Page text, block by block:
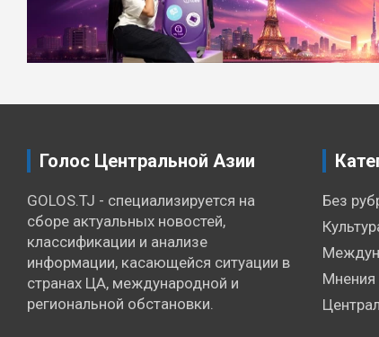
записям
Голос Центральной Азии
GOLOS.TJ - специализируется на
сборе актуальных новостей,
классификации и анализе
информации, касающейся ситуации в
странах ЦА, международной и
региональной обстановки.
Без
Мнения